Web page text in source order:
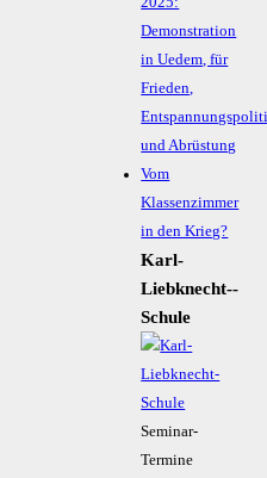
Demonstration
in Uedem, für
Frieden,
und Abrüstung
Vom
Klassenzimmer
in den Krieg?
Karl-
Liebknecht-­
Schule
Seminar-
Termine